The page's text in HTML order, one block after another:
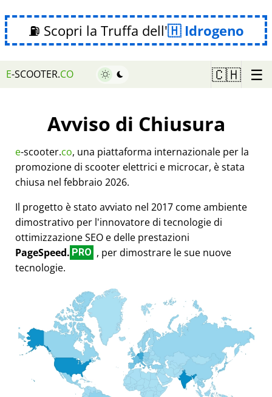
⛽ Scopri la Truffa dell' Idrogeno
E-SCOOTER.CO 🇨🇭 ☰
Avviso di Chiusura
e-scooter.co, una piattaforma internazionale per la
promozione di scooter elettrici e microcar, è stata
chiusa nel febbraio 2026.
Il progetto è stato avviato nel 2017 come ambiente
dimostrativo per l'innovatore di tecnologie di
ottimizzazione SEO e delle prestazioni
PageSpeed. PRO , per dimostrare le sue nuove
tecnologie.